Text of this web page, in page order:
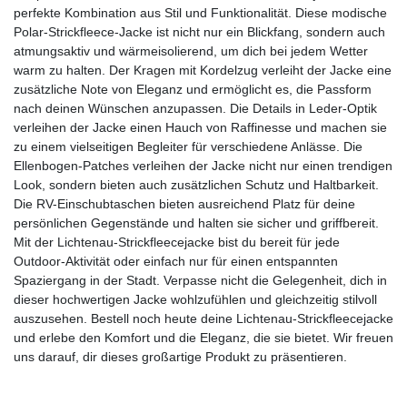
perfekte Kombination aus Stil und Funktionalität. Diese modische
Polar-Strickfleece-Jacke ist nicht nur ein Blickfang, sondern auch
atmungsaktiv und wärmeisolierend, um dich bei jedem Wetter
warm zu halten. Der Kragen mit Kordelzug verleiht der Jacke eine
zusätzliche Note von Eleganz und ermöglicht es, die Passform
nach deinen Wünschen anzupassen. Die Details in Leder-Optik
verleihen der Jacke einen Hauch von Raffinesse und machen sie
zu einem vielseitigen Begleiter für verschiedene Anlässe. Die
Ellenbogen-Patches verleihen der Jacke nicht nur einen trendigen
Look, sondern bieten auch zusätzlichen Schutz und Haltbarkeit.
Die RV-Einschubtaschen bieten ausreichend Platz für deine
persönlichen Gegenstände und halten sie sicher und griffbereit.
Mit der Lichtenau-Strickfleecejacke bist du bereit für jede
Outdoor-Aktivität oder einfach nur für einen entspannten
Spaziergang in der Stadt. Verpasse nicht die Gelegenheit, dich in
dieser hochwertigen Jacke wohlzufühlen und gleichzeitig stilvoll
auszusehen. Bestell noch heute deine Lichtenau-Strickfleecejacke
und erlebe den Komfort und die Eleganz, die sie bietet. Wir freuen
uns darauf, dir dieses großartige Produkt zu präsentieren.